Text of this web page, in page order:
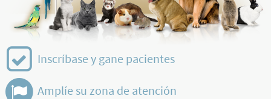
Inscríbase y gane pacientes
Amplíe su zona de atención